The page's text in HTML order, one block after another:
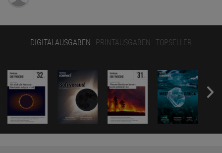
DIGITALAUSGABEN PRINTAUSGABEN TOPSELLER